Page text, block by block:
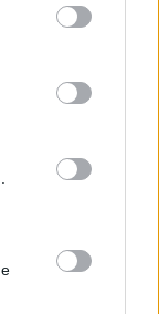
veidu, kā